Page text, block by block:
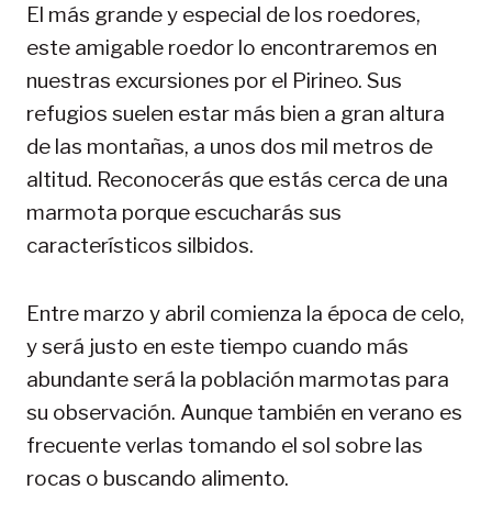
El más grande y especial de los roedores,
este amigable roedor lo encontraremos en
nuestras excursiones por el Pirineo. Sus
refugios suelen estar más bien a gran altura
de las montañas, a unos dos mil metros de
altitud. Reconocerás que estás cerca de una
marmota porque escucharás sus
característicos silbidos.
Entre marzo y abril comienza la época de celo,
y será justo en este tiempo cuando más
abundante será la población marmotas para
su observación. Aunque también en verano es
frecuente verlas tomando el sol sobre las
rocas o buscando alimento.